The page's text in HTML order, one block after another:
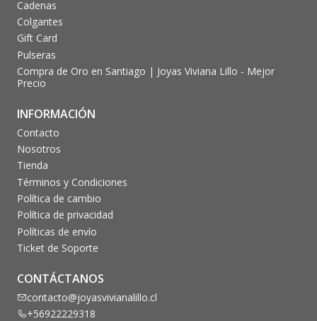
Cadenas
Colgantes
Gift Card
Pulseras
Compra de Oro en Santiago | Joyas Viviana Lillo - Mejor
Precio
INFORMACIÓN
Contacto
Nosotros
Tienda
Términos y Condiciones
Política de cambio
Política de privacidad
Políticas de envío
Ticket de Soporte
CONTÁCTANOS
contacto@joyasvivianalillo.cl
+56922229318